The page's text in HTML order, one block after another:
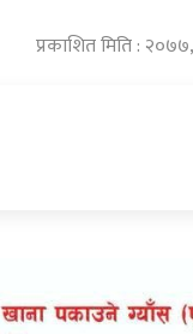
प्रकाशित मिति :